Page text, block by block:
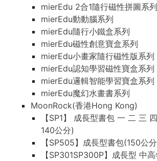
mierEdu 2合1隨行磁性拼圖系列
mierEdu動動腦系列
mierEdu隨行小鐵盒系列
mierEdu磁性創意寶盒系列
mierEdu小畫家隨行磁性版系列
mierEdu認知學習磁性寶盒系列
mierEdu邏輯智能學習寶盒系列
mierEdu魔幻水畫書系列
MoonRock(香港Hong Kong)
【SP1】 成長型書包 一 二 三
140公分)
【SP505】成長型書包(150公
【SP301SP300P】成長型 中